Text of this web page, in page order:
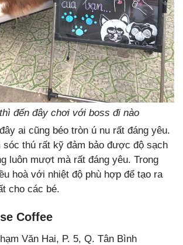
đến đây chơi với boss đi nào
ai cũng béo tròn ú nu rất đáng yêu.
sóc thú rất kỹ đảm bảo được độ sạch
luôn mượt mà rất đáng yêu. Trong
hoà với nhiệt độ phù hợp để tạo ra
cho các bé.
Coffee
Văn Hai, P. 5, Q. Tân Bình